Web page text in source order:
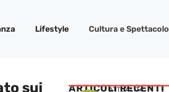
Lifestyle Cultura e Spettacolo
sui
ARTICOLI RECENTI
ATTUALITÁ